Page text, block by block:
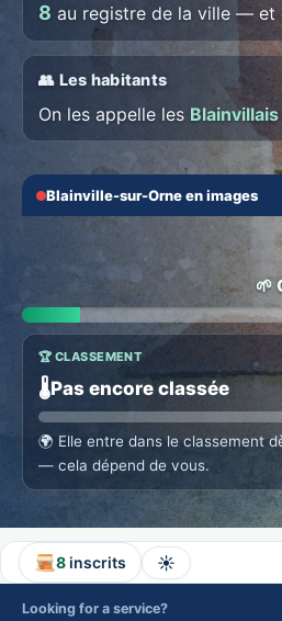
8 au registre de la ville — et
👥 Les habitants
On les appelle les Blainvillais
Blainville-sur-Orne en images
⭐ THE ONBOUGE EDGE
Your whole town on
Outings, shops, property,
place, no ten tabs. →
‹
🌱
🏆 CLASSEMENT
🌡️Pas encore classée
🌍 Elle entre dans le classement
— cela dépend de vous.
8inscrits ☀️
Looking for a service?